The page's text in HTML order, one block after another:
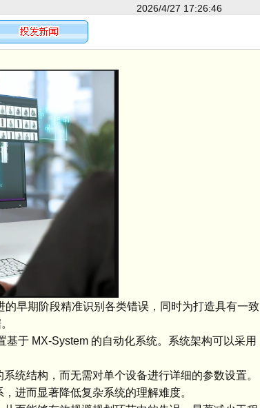
2026/4/27 17:26:46
期阶段精准识别各类错误，同时为打造具有一致
于 MX-System 的自动化系统。系统架构可以采用
结构，而无需对单个设备进行详细的参数设置。
进而显著降低复杂系统的理解难度。